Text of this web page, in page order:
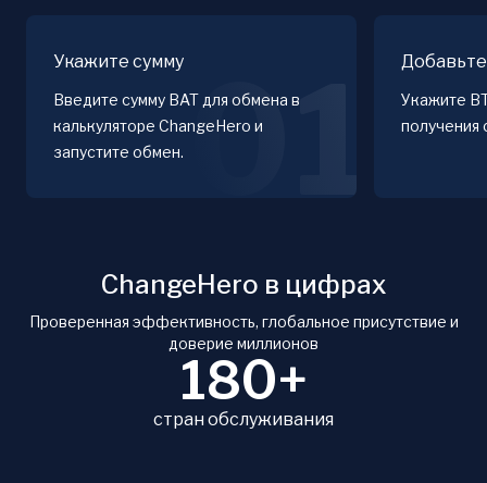
Укажите сумму
Введите сумму BAT для обмена в
калькуляторе ChangeHero и
запустите обмен. 01
Укажите
получения
ChangeHero в цифрах
Проверенная эффективность, глобальное присутствие и
доверие миллионов
180+
стран обслуживания